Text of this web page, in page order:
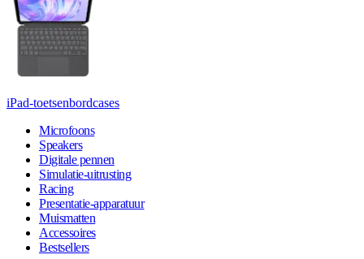
iPad-toetsenbordcases
Microfoons
Speakers
Digitale pennen
Simulatie-uitrusting
Racing
Presentatie-apparatuur
Muismatten
Accessoires
Bestsellers